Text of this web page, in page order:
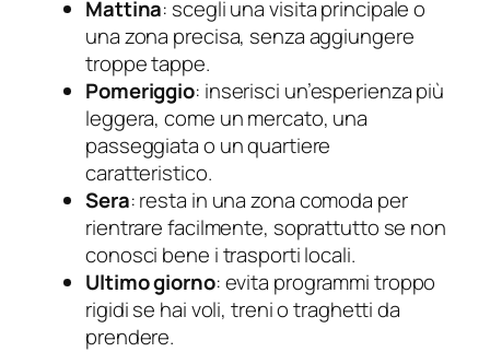
Mattina: scegli una visita principale o
una zona precisa, senza aggiungere
troppe tappe.
Pomeriggio: inserisci un’esperienza più
leggera, come un mercato, una
passeggiata o un quartiere
caratteristico.
Sera: resta in una zona comoda per
rientrare facilmente, soprattutto se non
conosci bene i trasporti locali.
Ultimo giorno: evita programmi troppo
rigidi se hai voli, treni o traghetti da
prendere.